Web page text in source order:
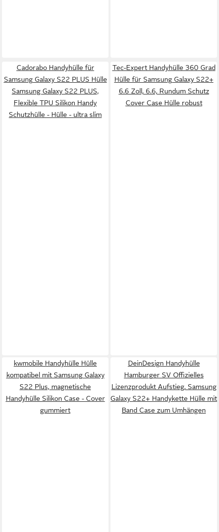
Cadorabo Handyhülle für
Samsung Galaxy S22 PLUS Hülle
Samsung Galaxy S22 PLUS,
Flexible TPU Silikon Handy
Schutzhülle - Hülle - ultra slim
Tec-Expert Handyhülle 360 Grad
Hülle für Samsung Galaxy S22+
6.6 Zoll, 6.6, Rundum Schutz
Cover Case Hülle robust
kwmobile Handyhülle Hülle
kompatibel mit Samsung Galaxy
S22 Plus, magnetische
Handyhülle Silikon Case - Cover
gummiert
DeinDesign Handyhülle
Hamburger SV Offizielles
Lizenzprodukt Aufstieg, Samsung
Galaxy S22+ Handykette Hülle mit
Band Case zum Umhängen